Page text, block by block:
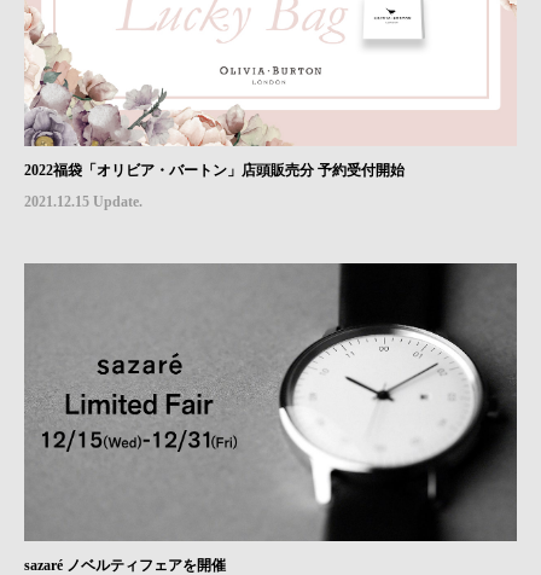
2022福袋「オリビア・バートン」店頭販売分 予約受付開始
2021.12.15 Update.
sazaré ノベルティフェアを開催